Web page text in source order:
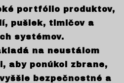
portfólio produktov,
pušiek, tlmičov a
systémov.
na neustálom
aby ponúkol zbrane,
bezpečnostné a